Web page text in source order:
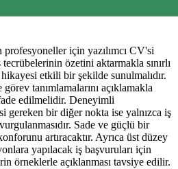
için yazılımcı CV'si
özetini aktarmakla sınırlı
etkili bir şekilde sunulmalıdır.
tanımlamalarını açıklamakla
edilmelidir. Deneyimli
gereken bir diğer nokta ise yalnızca iş
Sade ve güçlü bir
artıracaktır. Ayrıca üst düzey
yapılacak iş başvuruları için
örneklerle açıklanması tavsiye edilir.